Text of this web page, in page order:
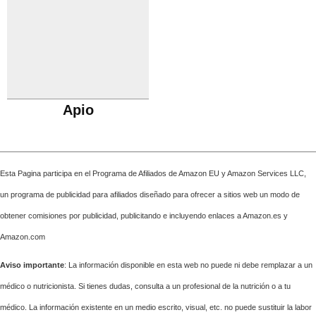
Apio
Esta Pagina participa en el Programa de Afiliados de Amazon EU y Amazon Services LLC,
un programa de publicidad para afiliados diseñado para ofrecer a sitios web un modo de
obtener comisiones por publicidad, publicitando e incluyendo enlaces a Amazon.es y
Amazon.com
Aviso importante: La información disponible en esta web no puede ni debe remplazar a un
médico o nutricionista. Si tienes dudas, consulta a un profesional de la nutrición o a tu
médico. La información existente en un medio escrito, visual, etc. no puede sustituir la labor